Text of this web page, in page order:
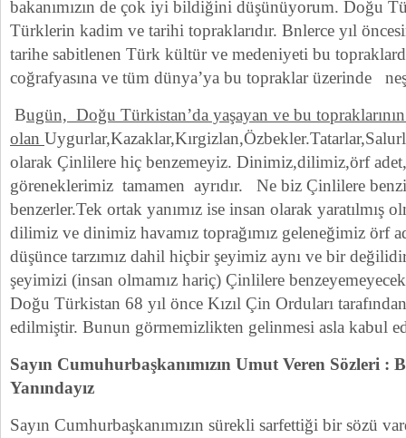
bakanımızın de çok iyi bildiğini düşünüyorum. Doğu
Türklerin kadim ve tarihi topraklarıdır. Bnlerce yıl
tarihe sabitlenen Türk kültür ve medeniyeti bu
coğrafyasına ve tüm dünya’ya bu topraklar üzerinde
Bugün, Doğu Türkistan’da yaşayan ve bu
olan
olarak Çinlilere hiç benzemeyiz. Dinimiz,dilimiz,örf
göreneklerimiz tamamen ayrıdır. Ne biz Çinlilere
benzerler.Tek ortak yanımız ise insan olarak yaratılmış
dilimiz ve dinimiz havamız toprağımız geleneğimiz örf
düşünce tarzımız dahil hiçbir şeyimiz aynı ve bir
şeyimizi (insan olmamız hariç) Çinlilere benzeyemeyecek
Doğu Türkistan 68 yıl önce Kızıl Çin Orduları
edilmiştir. Bunun görmemizlikten gelinmesi asla kabul
Sayın Cumuhurbaşkanımızın Umut Veren Sözleri :
Yanındayız
Sayın Cumhurbaşkanımızın sürekli sarfettiği bir sözü